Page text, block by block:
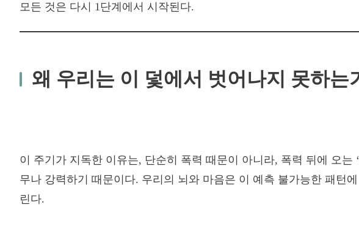
모든 것은 다시 1단계에서 시작된다.
왜 우리는 이 덫에서 벗어나지 못하는
이 주기가 지독한 이유는, 단순히 폭력 때문이 아니라, 폭력 뒤에 오는
무나 강력하기 때문이다. 우리의 뇌와 마음은 이 예측 불가능한 패턴
린다.